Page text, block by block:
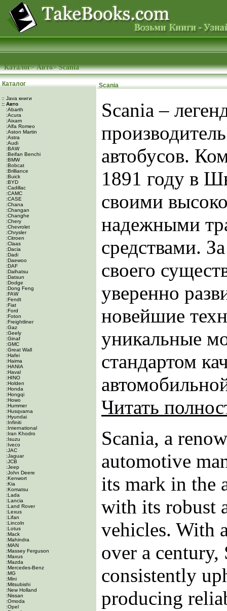
Каталог>Авто>Scania
Каталог
:: Java книги
:: Авто
:Abarth
:Acura
:Aixam
:Alfa Romeo
:Aston Martin
:Astra
:Audi
:BAW
:Beifan Benchi
:BMW
:Bobcat
:Brilliance
:Buick
:BYD
:Cadillac
:CAMC
:CASE
:Chana
:Changan
:Changhe
:Chery
:Chevrolet
:Chrysler
:Citroen
:Claas
:Dacia
:Dadi
:Daewoo
:DAF
:Daihatsu
:Datsun
:Dodge
:Dong Feng
:FAW
:Fendt
:Fiat
:Ford
:Foton
:Freightliner
:Gaz
:Geely
:Ginaf
:GMC
:Great Wall
:Hafei
:Haima
:HANIA
:Haval
:HINO
:Holden
:Honda
:Hongqi
:Howo
:Hummer
:Husqvarna
:Hyundai
:Infiniti
:International
:Iran Khodro
:Isuzu
:Iveco
:JAC
:Jaguar
:JCB
:Jeep
:John Deere
:Kenwort
:Kia
:Komatsu
:Lada
:Lancia
:Land Rover
:Lexus
:Lifan
:Lincoln
:Lotus
:Mack
:Mahindra
:MAN
:Massey Ferguson
:Maxus
:Mazda
:Mercedes-Benz
:MG
:Mini
:Mitsubishi
:New Holland
:Nissan
:Omoda
:Opel
Scania
Scania –
автобусов.
1891 году в
своими
надежными
средствами.
своего
уверенно
новейшие
уникальные
стандартом
Читать
Scania, a
automotive
its mark in the
with its robust
vehicles. With
over a century,
consistently
producing